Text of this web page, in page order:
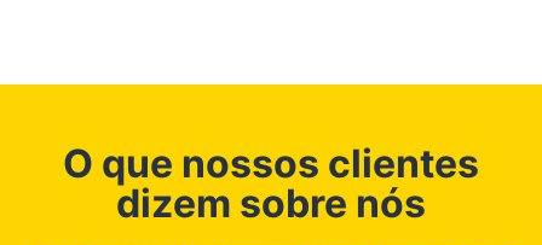
O que nossos clientes
dizem sobre nós